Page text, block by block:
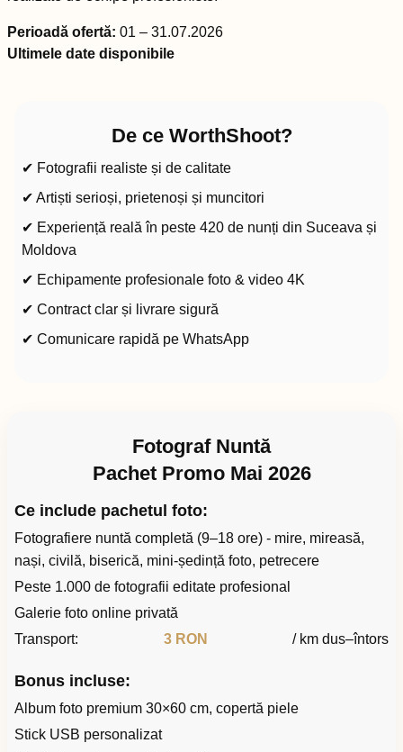
Perioadă ofertă: 01 – 31.07.2026
Ultimele date disponibile
De ce WorthShoot?
✔ Fotografii realiste și de calitate
✔ Artiști serioși, prietenoși și muncitori
✔ Experiență reală în peste 420 de nunți din Suceava și
Moldova
✔ Echipamente profesionale foto & video 4K
✔ Contract clar și livrare sigură
✔ Comunicare rapidă pe WhatsApp
Fotograf Nuntă
Pachet Promo Mai 2026
Ce include pachetul foto:
Fotografiere nuntă completă (9–18 ore) - mire, mireasă,
nași, civilă, biserică, mini-ședință foto, petrecere
Peste 1.000 de fotografii editate profesional
Galerie foto online privată
Transport:
3 RON / km dus–întors
Bonus incluse:
Album foto premium 30×60 cm, copertă piele
Stick USB personalizat